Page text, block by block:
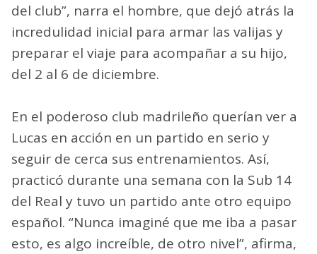
del club”, narra el hombre, que dejó atrás la
incredulidad inicial para armar las valijas y
preparar el viaje para acompañar a su hijo,
del 2 al 6 de diciembre.
En el poderoso club madrileño querían ver a
Lucas en acción en un partido en serio y
seguir de cerca sus entrenamientos. Así,
practicó durante una semana con la Sub 14
del Real y tuvo un partido ante otro equipo
español. “Nunca imaginé que me iba a pasar
esto, es algo increíble, de otro nivel”, afirma,